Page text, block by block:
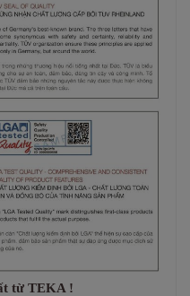
từ TEKA !